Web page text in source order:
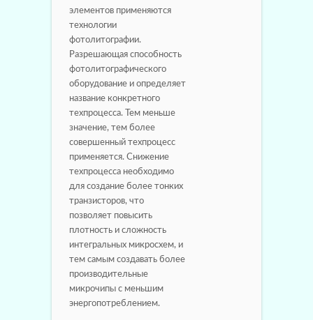
элементов применяются
технологии
фотолитографии.
Разрешающая способность
фотолитографического
оборудование и определяет
название конкретного
техпроцесса. Тем меньше
значение, тем более
совершенный техпроцесс
применяется. Снижение
техпроцесса необходимо
для создание более тонких
транзисторов, что
позволяет повысить
плотность и сложность
интегральных микросхем, и
тем самым создавать более
производительные
микрочипы с меньшим
энергопотреблением.